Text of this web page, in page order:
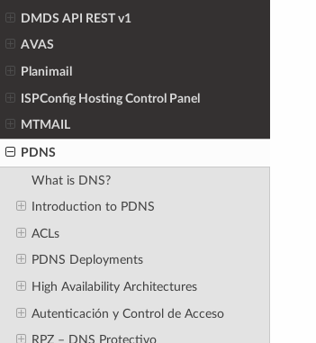
DMDS API REST v1
AVAS
Planimail
ISPConfig Hosting Control Panel
MTMAIL
PDNS
What is DNS?
Introduction to PDNS
ACLs
PDNS Deployments
High Availability Architectures
Autenticación y Control de Acceso
RPZ – DNS Protectivo